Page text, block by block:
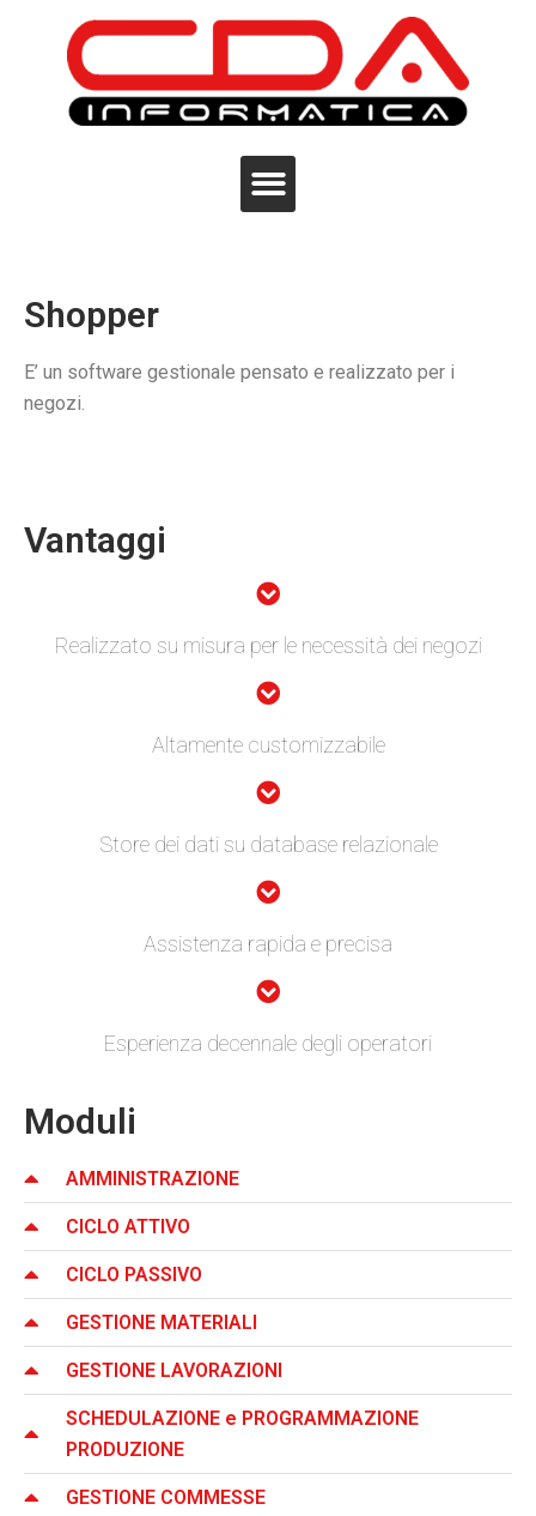
Shopper
E’ un software gestionale pensato e realizzato per i
negozi.
Vantaggi
Realizzato su misura per le necessità dei negozi
Altamente customizzabile
Store dei dati su database relazionale
Assistenza rapida e precisa
Esperienza decennale degli operatori
Moduli
AMMINISTRAZIONE
CICLO ATTIVO
CICLO PASSIVO
GESTIONE MATERIALI
GESTIONE LAVORAZIONI
SCHEDULAZIONE e PROGRAMMAZIONE
PRODUZIONE
GESTIONE COMMESSE